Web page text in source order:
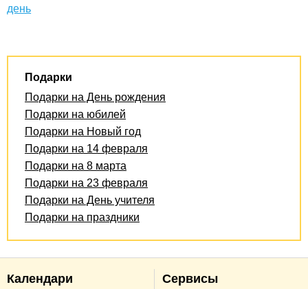
день
Подарки
Подарки на День рождения
Подарки на юбилей
Подарки на Новый год
Подарки на 14 февраля
Подарки на 8 марта
Подарки на 23 февраля
Подарки на День учителя
Подарки на праздники
Календари Сервисы